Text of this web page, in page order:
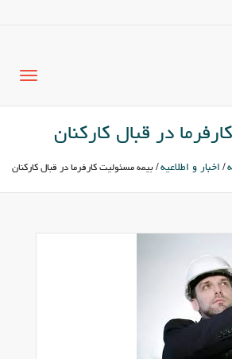
در قبال کارکنان
/ اخبار و اطلاعیه / بیمه مسئولیت کارفرما در قبال کارکنان